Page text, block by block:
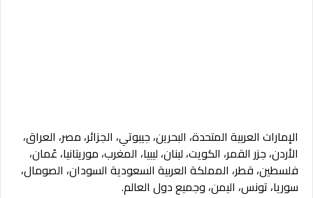
الإمارات العربية المتحدة، البحرين، جيبوتي، الجزائر، مصر، العراق،
الأردن، جزر القمر، الكويت، لبنان، ليبيا، المغرب، موريتانيا، عُمان،
فلسطين، قطر، المملكة العربية السعودية السودان، الصومال،
سوريا، تونس، اليمن، وجميع دول العالم.